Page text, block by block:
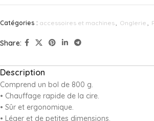
Catégories : accessoires et machines, Onglerie ,
Share:
Description
Comprend un bol de 800 g.
• Chauffage rapide de la cire.
• Sûr et ergonomique.
• Léger et de petites dimensions.